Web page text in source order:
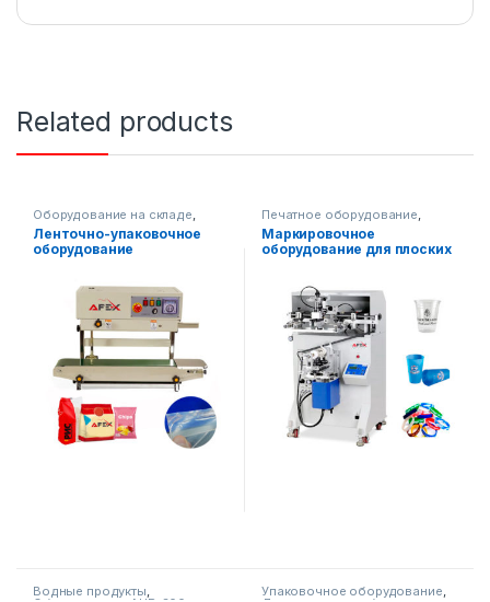
Related products
Оборудование на складе
Упаковочное оборудование
Ленточно-упаковочное
оборудование
Печатное оборудование
Упаковочное оборудование
Маркировочное
оборудование для плоских
Водные продукты, Упаковочное оборудование,